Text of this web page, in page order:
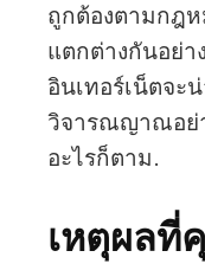
ถูกต้องตามกฎห
แตกต่างกันอย่
อินเทอร์เน็ตจะ
วิจารณญาณอย่
อะไรก็ตาม.
เหตุผลที่